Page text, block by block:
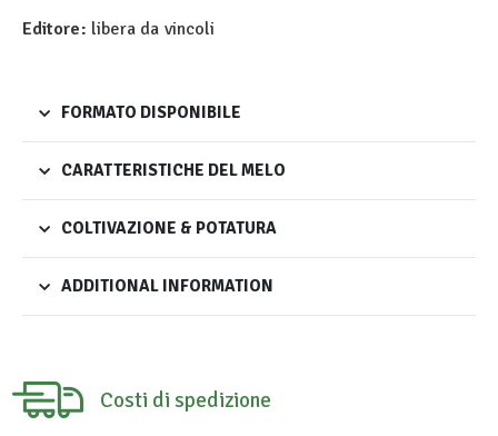
Editore: libera da vincoli
FORMATO DISPONIBILE
CARATTERISTICHE DEL MELO
COLTIVAZIONE & POTATURA
ADDITIONAL INFORMATION
Costi di spedizione